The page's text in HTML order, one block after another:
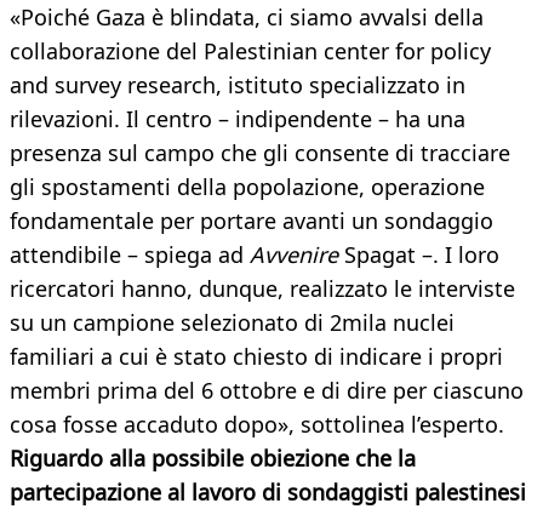
«Poiché Gaza è blindata, ci siamo avvalsi della
collaborazione del Palestinian center for policy
and survey research, istituto specializzato in
rilevazioni. Il centro – indipendente – ha una
presenza sul campo che gli consente di tracciare
gli spostamenti della popolazione, operazione
fondamentale per portare avanti un sondaggio
attendibile – spiega ad AvvenireSpagat –. I loro
ricercatori hanno, dunque, realizzato le interviste
su un campione selezionato di 2mila nuclei
familiari a cui è stato chiesto di indicare i propri
membri prima del 6 ottobre e di dire per ciascuno
cosa fosse accaduto dopo», sottolinea l’esperto.
Riguardo alla possibile obiezione che la
partecipazione al lavoro di sondaggisti palestinesi